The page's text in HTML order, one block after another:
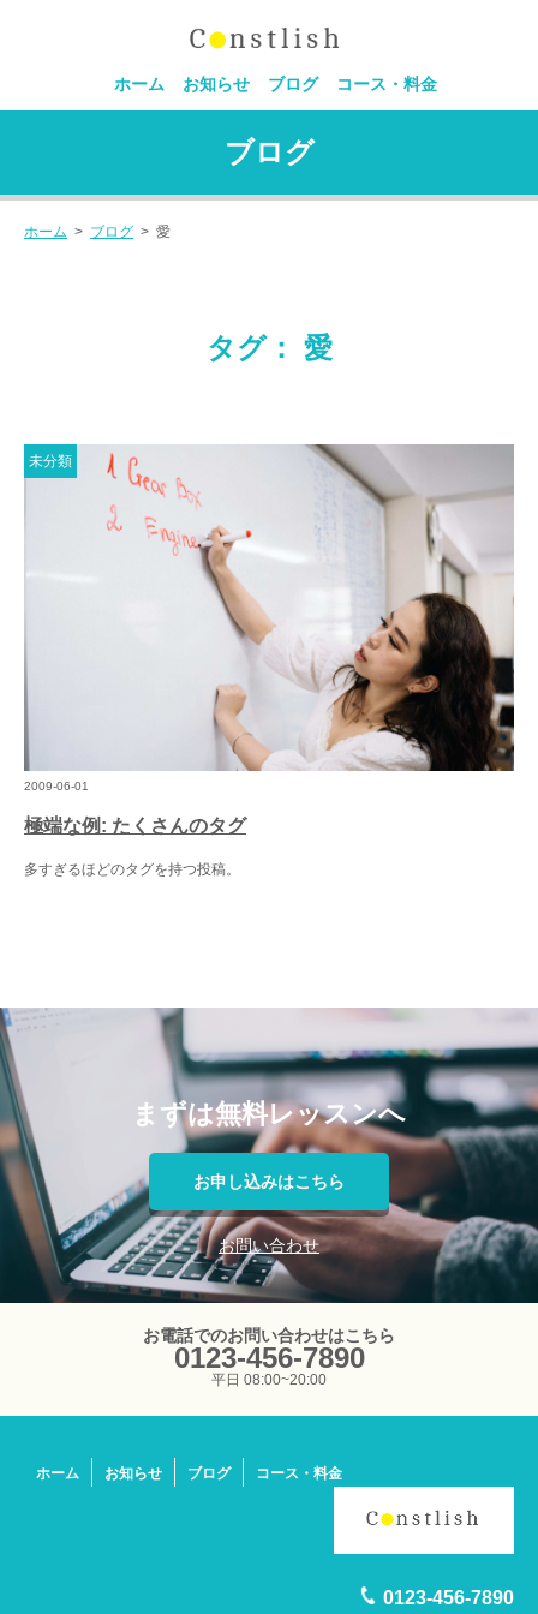
ホーム お知らせ ブログ コース・料金
ブログ
ホーム > ブログ > 愛
タグ： 愛
未分類
2009-06-01
極端な例: たくさんのタグ
多すぎるほどのタグを持つ投稿。
まずは無料レッスンへ
お申し込みはこちら
お問い合わせ
お電話でのお問い合わせはこちら
0123-456-7890
平日 08:00~20:00
ホーム お知らせ ブログ コース・料金
0123-456-7890